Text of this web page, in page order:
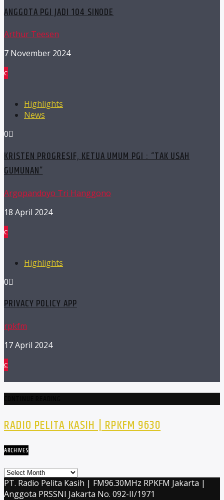
ANGGOTA PGI JADI 104 SINODE
Arthur Teesen
7 November 2024
Highlights
News
0
KRISTEN PROGRESIF, KETUA UMUM PGI : “TAK USAH
GUMUNAN”
Argopandoyo Tri Hanggono
18 April 2024
Highlights
0
PRIVACY POLICY APP
rpkfm
17 April 2024
RADIO PELITA KASIH | RPKFM 9630
ARCHIVES
Archives
PT. Radio Pelita Kasih | FM96.30MHz RPKFM Jakarta |
Anggota PRSSNI Jakarta No. 092-II/1971